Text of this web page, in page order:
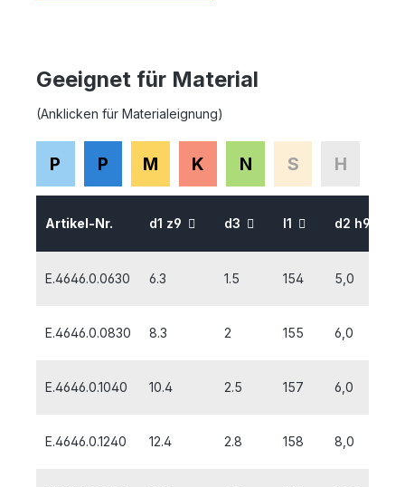
Geeignet für Material
(Anklicken für Materialeignung)
P P M K N S H
Artikel-Nr. d1 z9 d3 l1 d2 h9
E.4646.0.0630 6.3 1.5 154 5,0
E.4646.0.0830 8.3 2 155 6,0
E.4646.0.1040 10.4 2.5 157 6,0
E.4646.0.1240 12.4 2.8 158 8,0